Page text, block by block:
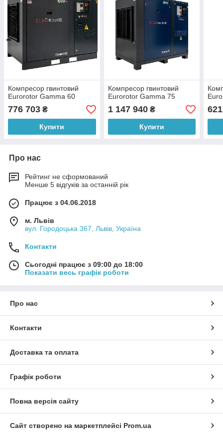
Компресор гвинтовий
Eurorotor Gamma 60
776 703 ₴
Купити
Компресор гвинтовий
Eurorotor Gamma 75
1 147 940₴
Купити
Про нас
Рейтинг не сформований
Менше 5 відгуків за останній рік
Працює з 04.06.2018
м. Львів
вул. Городоцька 367, Львів, Україна
Контакти
Сьогодні працює з 09:00 до 18:00
Показати весь графік роботи
Про нас
Контакти
Доставка та оплата
Графік роботи
Повна версія сайту
Сайт створено на маркетплейсі Prom.ua